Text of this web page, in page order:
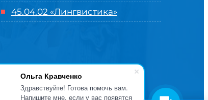
Ольга Кравченко
Здравствуйте! Готова помочь вам.
Напишите мне, если у вас появятся
45.04.02 «Лингвистика»